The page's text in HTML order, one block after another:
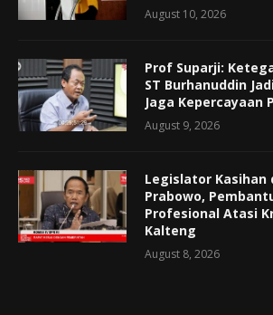
August 10, 2026
Prof Suparji:
ST Burhanuddin
Jaga Kepercayaan
August 9, 2026
Legislator Kasihan
Prabowo,
Profesional Atasi
Kalteng
August 8, 2026